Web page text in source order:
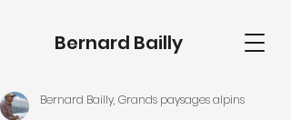
Bernard Bailly
Bernard Bailly, Grands paysages alpins